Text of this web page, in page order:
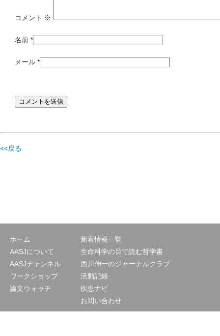
コメント ※
名前 *
メール *
<<戻る
ホーム
AASJについて
AASJチャンネル
ワークショップ
論文ウォッチ
新着情報一覧
生命科学の目で読む哲学書
西川伸一のジャーナルクラブ
活動記録
疾患ナビ
お問い合わせ